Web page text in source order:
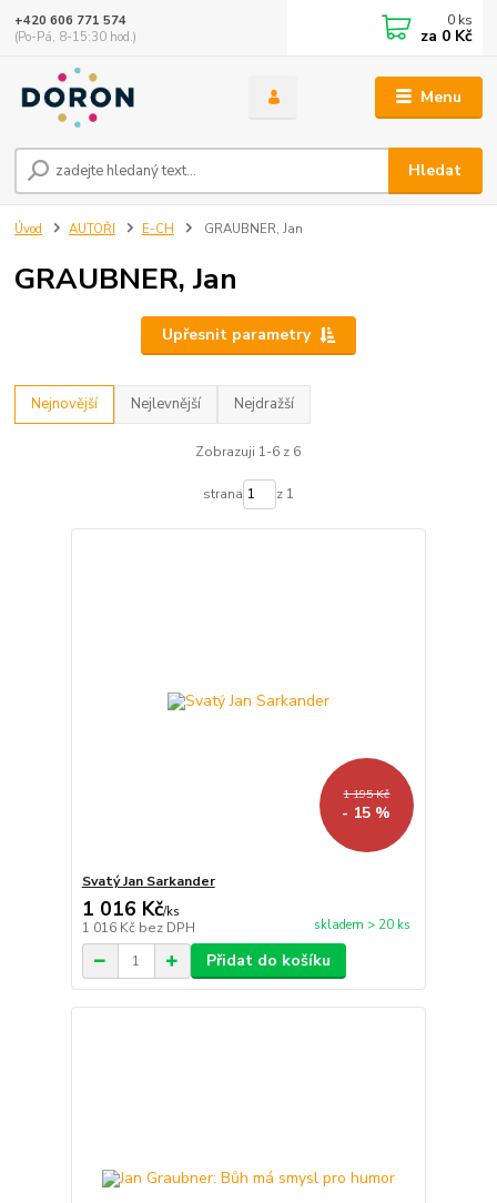
Menu
Hledat
+420 606 771 574
(Po-Pá, 8-15:30 hod.)
0 ks
za 0 Kč
Úvod AUTOŘI E-CH GRAUBNER, Jan
GRAUBNER, Jan
Upřesnit parametry
Nejnovější Nejlevnější Nejdražší
Zobrazuji 1-6 z 6
strana z 1
1 195 Kč
- 15 %
Svatý Jan Sarkander
1 016 Kč/ks
1 016 Kč bez DPH skladem > 20 ks
Přidat do košíku